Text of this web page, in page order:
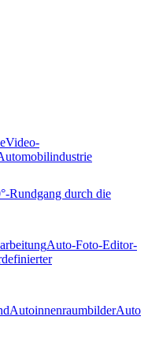
Video-
Rundgang durch die
Auto-Foto-Editor-
AutoinnenraumbilderAuto